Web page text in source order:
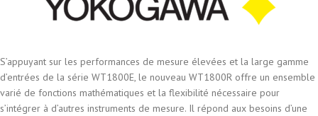
S’appuyant sur les performances de mesure élevées et la large gamme
d’entrées de la série WT1800E, le nouveau WT1800R offre un ensemble
varié de fonctions mathématiques et la flexibilité nécessaire pour
s’intégrer à d’autres instruments de mesure. Il répond aux besoins d’une